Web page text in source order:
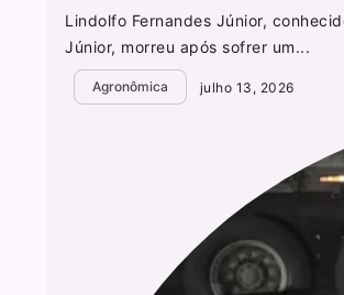
Lindolfo Fernandes Júnior,
Júnior, morreu após sofrer um...
Agronômica julho 13, 2026